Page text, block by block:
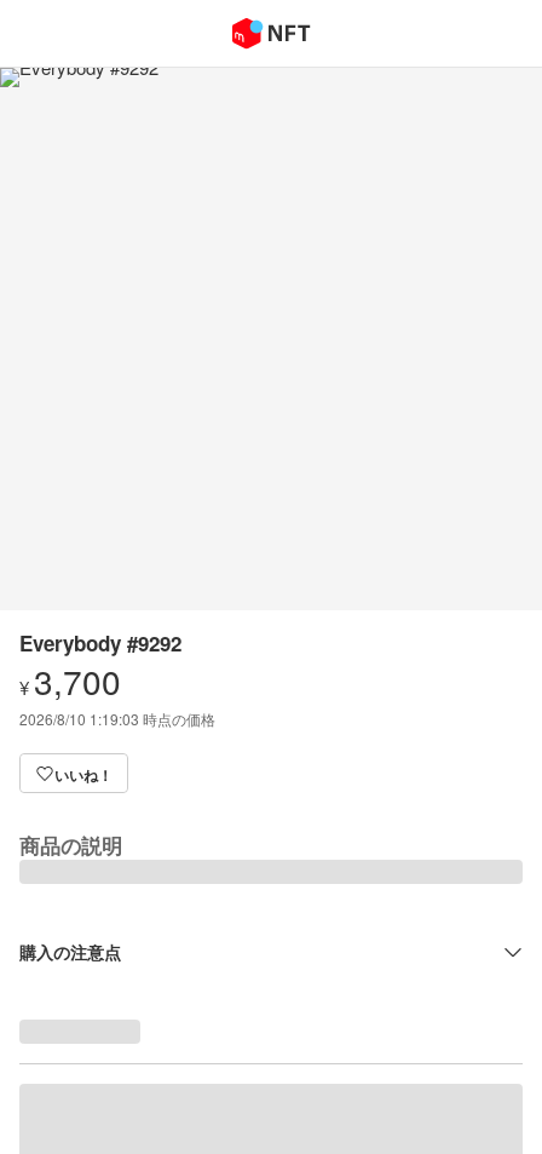
Everybody #9292
¥ 3,700
2026/8/10 1:19:03 時点の価格
いいね！
商品の説明
購入の注意点